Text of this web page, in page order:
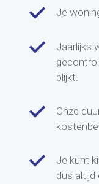
Je
Jaarlijks
blijkt.
Onze
Je kunt
dus altijd